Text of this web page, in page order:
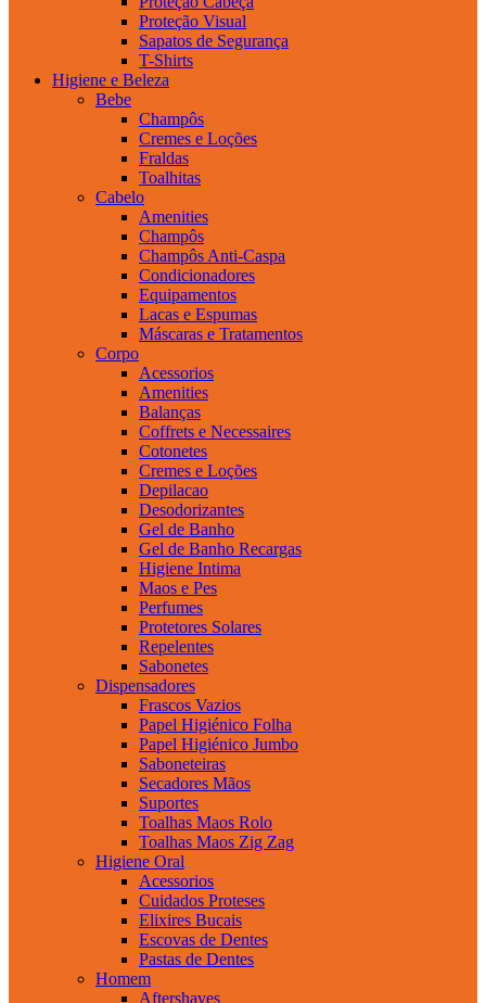
Proteção Visual
Sapatos de Segurança
T-Shirts
Higiene e Beleza
Bebe
Champôs
Cremes e Loções
Fraldas
Toalhitas
Cabelo
Amenities
Champôs
Champôs Anti-Caspa
Condicionadores
Equipamentos
Lacas e Espumas
Máscaras e Tratamentos
Corpo
Acessorios
Amenities
Balanças
Coffrets e Necessaires
Cotonetes
Cremes e Loções
Depilacao
Desodorizantes
Gel de Banho
Gel de Banho Recargas
Higiene Intima
Maos e Pes
Perfumes
Protetores Solares
Repelentes
Sabonetes
Dispensadores
Frascos Vazios
Papel Higiénico Folha
Papel Higiénico Jumbo
Saboneteiras
Secadores Mãos
Suportes
Toalhas Maos Rolo
Toalhas Maos Zig Zag
Higiene Oral
Acessorios
Cuidados Proteses
Elixires Bucais
Escovas de Dentes
Pastas de Dentes
Homem
Aftershaves